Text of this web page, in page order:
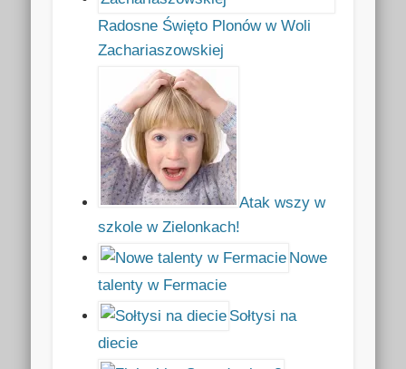
Radosne Święto Plonów w Woli
Zachariaszowskiej
Atak wszy w
szkole w Zielonkach!
Nowe
talenty w Fermacie
Sołtysi na
diecie